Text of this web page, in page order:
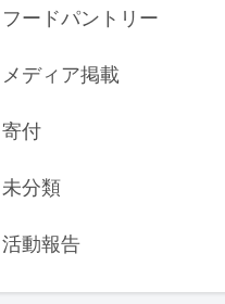
フードパントリー
メディア掲載
寄付
未分類
活動報告